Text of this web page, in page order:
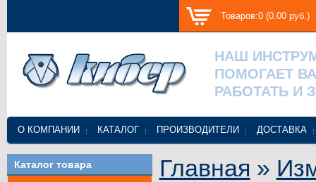
Товаров:0 (0.00 руб.)
НАШ
ПОМОГАЕТ
РАБОТАТЬ И
О КОМПАНИИ КАТАЛОГ ПРОИЗВОДИТЕЛИ ДОСТАВКА
Каталог товара Главная »